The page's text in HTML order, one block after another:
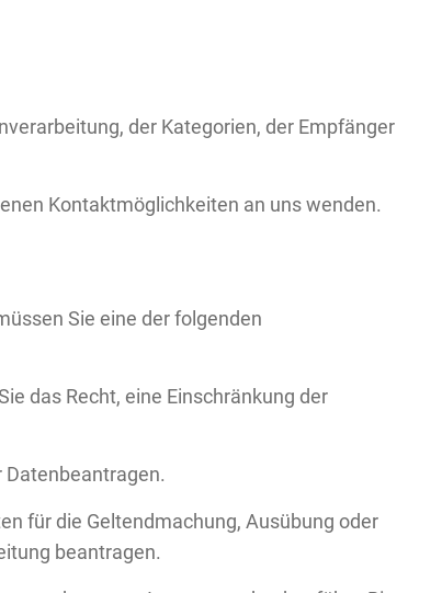
der Kategorien, der Empfänger
Kontaktmöglichkeiten an uns wenden.
Sie eine der folgenden
das Recht, eine Einschränkung der
Datenbeantragen.
für die Geltendmachung, Ausübung oder
beantragen.